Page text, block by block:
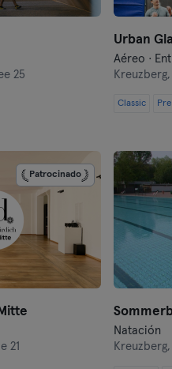
25
Urban
Aéreo ·
Kreuzberg,
Classic
Patrocinado
21
Natación
Kreuzberg,